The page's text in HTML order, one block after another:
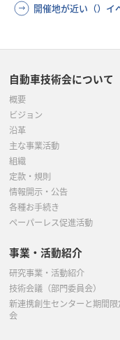
開催地が近い（）イ
自動車技術会について
概要
ビジョン
沿革
主な事業活動
組織
定款・規則
情報開示・公告
各種お手続き
ペーパーレス促進活動
事業・活動紹介
研究事業・活動紹介
技術会議（部門委員会）
新連携創生センターと期間
会